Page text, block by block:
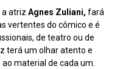
a atriz Agnes Zuliani, fará
vertentes do cômico e é
de teatro ou de
terá um olhar atento e
material de cada um.